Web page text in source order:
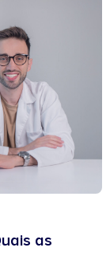
as